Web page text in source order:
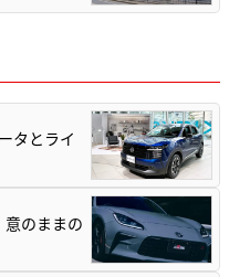
タとライ
意のままの